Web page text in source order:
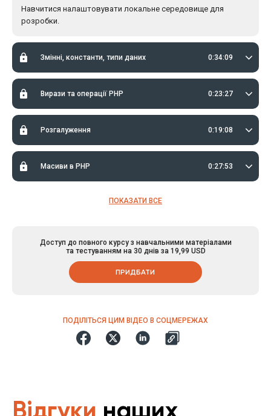
Навчитися налаштовувати локальне середовище для
розробки.
Змінні, константи, типи даних 0:34:09
Вирази та операції PHP 0:23:27
Розгалуження 0:19:08
Масиви в PHP 0:27:53
ПОКАЗАТИ ВСЕ
ПОДІЛІТЬСЯ ЦИМ ВІДЕО В СОЦМЕРЕЖАХ
Доступ до повного курсу з навчальними матеріалами
та тестуванням на 30 днів за 19,99 USD
ПРИДБАТИ
Відгуки наших